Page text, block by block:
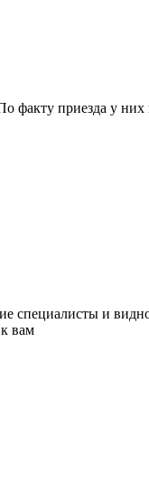
факту приезда у них
и
вам